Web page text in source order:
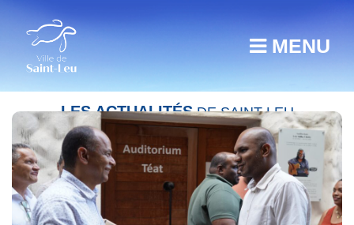
MENU
LES ACTUALITÉSDE SAINT-LEU